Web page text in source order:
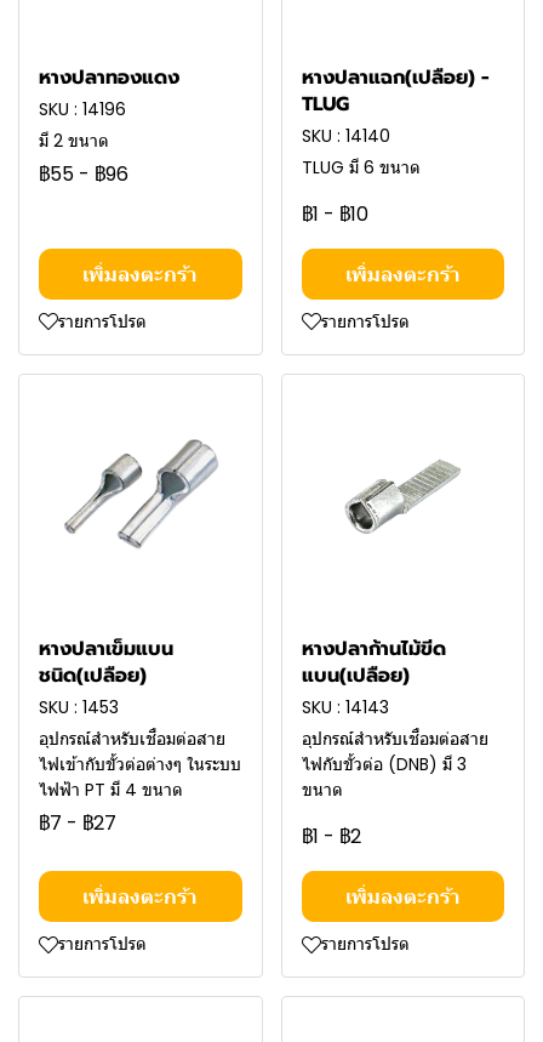
หางปลาทองแดง
SKU : 14196
มี 2 ขนาด
฿55 - ฿96
เพิ่มลงตะกร้า
รายการโปรด
หางปลาแฉก(เปลือย) -
TLUG
SKU : 14140
TLUG มี 6 ขนาด
฿1 - ฿10
เพิ่มลงตะกร้า
รายการโปรด
หางปลาเข็มแบน
ชนิด(เปลือย)
SKU : 1453
อุปกรณ์สำหรับเชื่อมต่อสาย
ไฟเข้ากับขั้วต่อต่างๆ ในระบบ
ไฟฟ้า PT มี 4 ขนาด
฿7 - ฿27
เพิ่มลงตะกร้า
รายการโปรด
หางปลาก้านไม้ขีด
แบน(เปลือย)
SKU : 14143
อุปกรณ์สำหรับเชื่อมต่อสาย
ไฟกับขั้วต่อ (DNB) มี 3
ขนาด
฿1 - ฿2
เพิ่มลงตะกร้า
รายการโปรด